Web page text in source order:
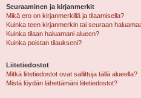
Seuraaminen ja kirjanmerkit
Mikä ero on kirjanmerkillä ja tilaamisella?
Kuinka teen kirjanmerkin tai seuraan
Kuinka tilaan haluamani alueen?
Kuinka poistan tilaukseni?
Liitetiedostot
Mitkä liitetiedostot ovat sallittuja tällä alueella?
Mistä löydän lähettämäni liitetiedostot?